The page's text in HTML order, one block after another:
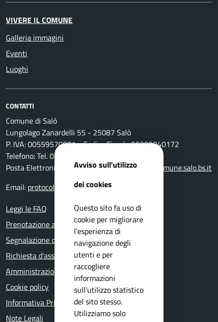
VIVERE IL COMUNE
Galleria immagini
Eventi
Luoghi
CONTATTI
Comune di Salò
Lungolago Zanardelli 55 - 25087 Salò
P. IVA: 00559570981 - Codice Fiscale 00399840172
Telefono: Tel. 0365-296801
Posta Elettronica Certificata:protocollo@pec.comune.salo.bs.it
Email: protocollo@comune.salo.bs.it
Leggi le FAQ
Prenotazione appuntamento
Segnalazione disservizio
Richiesta d'assistenza
Amministrazione trasparente
Cookie policy
Informativa Privacy
Note Legali
Avviso sull'utilizzo
dei cookies
Questo sito fa uso di
cookie per migliorare
l’esperienza di
navigazione degli
utenti e per
raccogliere
informazioni
sull’utilizzo statistico
del sito stesso.
Utilizziamo solo